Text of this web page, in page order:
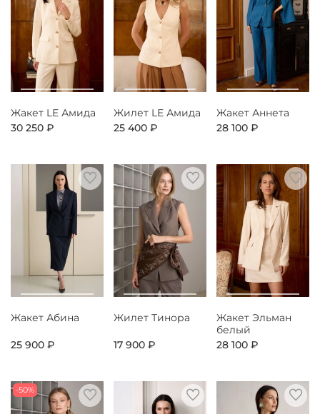
Жакет LE Амида
30 250 ₽
Жилет LE Амида
25 400 ₽
Жакет Аннета
28 100 ₽
Жакет Абина
25 900 ₽
Жилет Тинора
17 900 ₽
Жакет Эльман
белый
28 100 ₽
-50%